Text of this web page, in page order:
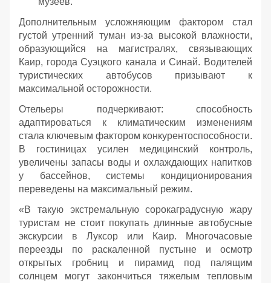
Дополнительным усложняющим фактором стал
густой утренний туман из-за высокой влажности,
образующийся на магистралях, связывающих
Каир, города Суэцкого канала и Синай. Водителей
туристических автобусов призывают к
максимальной осторожности.
Отельеры подчеркивают: способность
адаптироваться к климатическим изменениям
стала ключевым фактором конкурентоспособности.
В гостиницах усилен медицинский контроль,
увеличены запасы воды и охлаждающих напитков
у бассейнов, системы кондиционирования
переведены на максимальный режим.
«В такую экстремальную сорокаградусную жару
туристам не стоит покупать длинные автобусные
экскурсии в Луксор или Каир. Многочасовые
переезды по раскаленной пустыне и осмотр
открытых гробниц и пирамид под палящим
солнцем могут закончиться тяжелым тепловым